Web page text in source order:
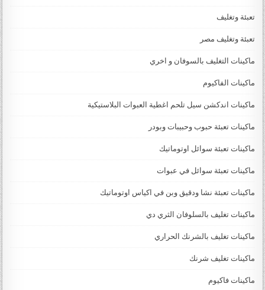
تعبئة وتغليف
تعبئة وتغليف مصر
ماكينات التغليف بالسوفان و اخري
ماكينات الفاكيوم
ماكينات اندكشن سيل تلحم اغطية العبوات البلاستيكية
ماكينات تعبئة حبوب وحبيبات وبودر
ماكينات تعبئة سوائل اوتوماتيك
ماكينات تعبئة سوائل في عبوات
ماكينات تعبئة نشا ودقيق وبن في اكياس اوتوماتيك
ماكينات تغليف بالسلوفان الثري دي
ماكينات تغليف بالشرنك الحراري
ماكينات تغليف شرنك
ماكينات فاكيوم